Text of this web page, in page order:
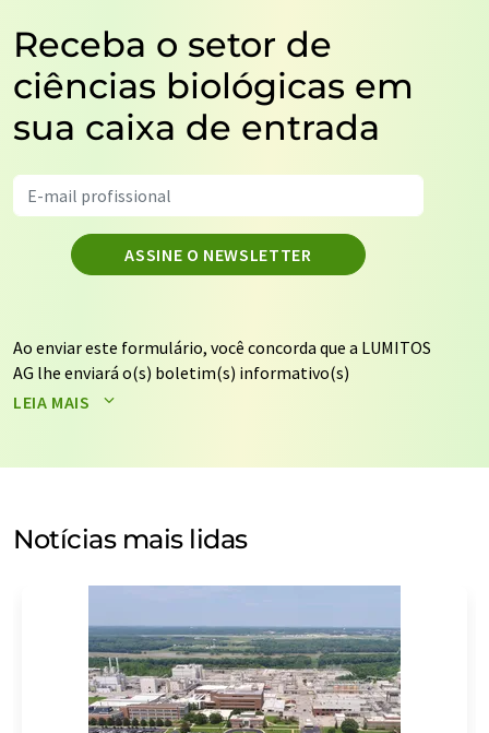
Receba o setor de
ciências biológicas em
sua caixa de entrada
ASSINE O NEWSLETTER
Ao enviar este formulário, você concorda que a LUMITOS
AG lhe enviará o(s) boletim(s) informativo(s)
selecionado(s) acima por e-mail. Seus dados não serão
proteção de dados. A LUMITOS pode entrar em contato
pesquisas de mercado e de opinião. Você pode revogar
seu consentimento a qualquer momento, sem fornecer
revoke@lumitos.comcom efeito para o futuro. Além
disso, cada e-mail contém um link para cancelar a
assinatura do newsletter correspondente.
LEIA MAIS
Notícias mais lidas